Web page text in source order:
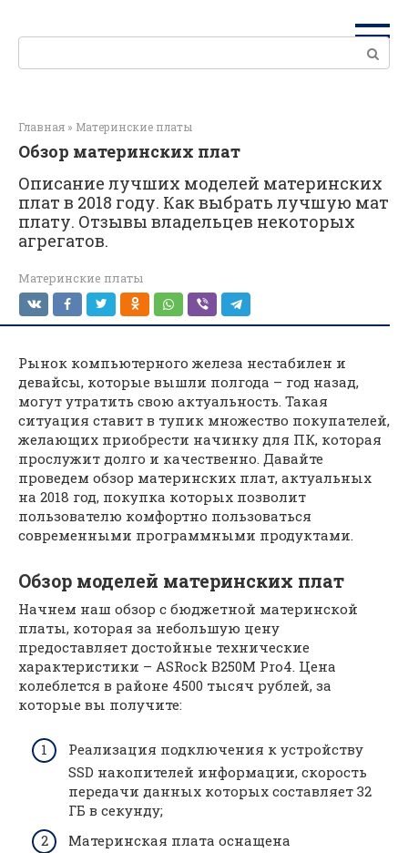
Поиск:
Главная » Материнские платы
Обзор материнских плат
Описание лучших моделей материнских
плат в 2018 году. Как выбрать лучшую мат
плату. Отзывы владельцев некоторых
агрегатов.
Материнские платы
Рынок компьютерного железа нестабилен и
девайсы, которые вышли полгода – год назад,
могут утратить свою актуальность. Такая
ситуация ставит в тупик множество покупателей,
желающих приобрести начинку для ПК, которая
прослужит долго и качественно. Давайте
проведем обзор материнских плат, актуальных
на 2018 год, покупка которых позволит
пользователю комфортно пользоваться
современными программными продуктами.
Обзор моделей материнских плат
Начнем наш обзор с бюджетной материнской
платы, которая за небольшую цену
предоставляет достойные технические
характеристики – ASRock B250M Pro4. Цена
колеблется в районе 4500 тысяч рублей, за
которые вы получите:
Реализация подключения к устройству
SSD накопителей информации, скорость
передачи данных которых составляет 32
ГБ в секунду;
Материнская плата оснащена